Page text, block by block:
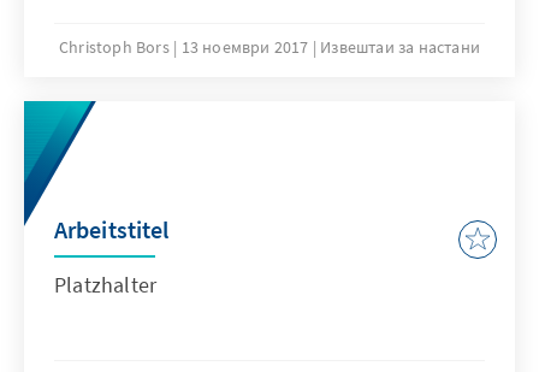
Christoph Bors 13 ноември 2017 Извештаи за настани
Arbeitstitel
Platzhalter